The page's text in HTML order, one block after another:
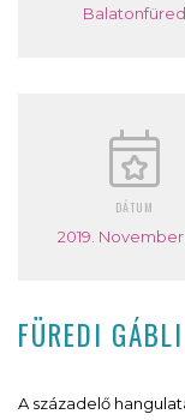
Balatonfüred
DÁTUM
2019. November
FÜREDI GÁBLI
A századelő